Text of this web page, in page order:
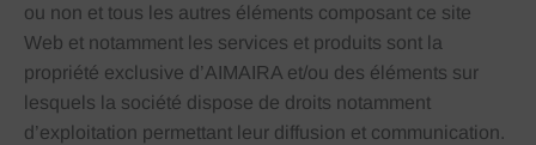
ou non et tous les autres éléments composant ce site
Web et notamment les services et produits sont la
propriété exclusive d’AIMAIRA et/ou des éléments sur
lesquels la société dispose de droits notamment
d’exploitation permettant leur diffusion et communication.